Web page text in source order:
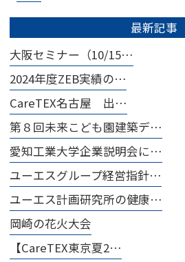
最新記事
大阪セミナー（10/15…
2024年度ZEB実績の…
CareTEX名古屋 出…
第８回未来こども園建築デ…
愛知工業大学企業説明会に…
ユーエスグループ経営指針…
ユーエス計画研究所の健康…
岡崎の花火大会
【CareTEX東京夏2…